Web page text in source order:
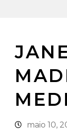
maio 10,